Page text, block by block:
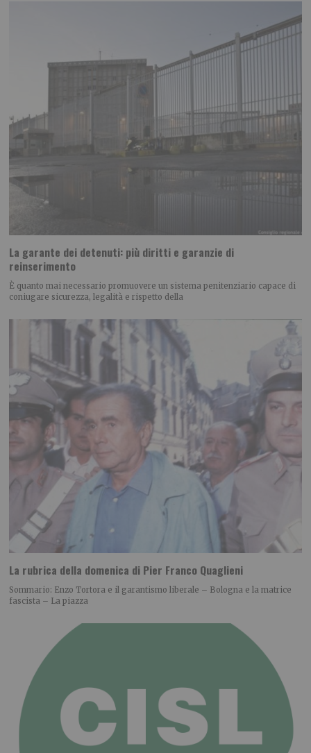
La garante dei detenuti: più diritti e garanzie di
reinserimento
È quanto mai necessario promuovere un sistema penitenziario capace di
coniugare sicurezza, legalità e rispetto della
La rubrica della domenica di Pier Franco Quaglieni
Sommario: Enzo Tortora e il garantismo liberale – Bologna e la matrice
fascista – La piazza